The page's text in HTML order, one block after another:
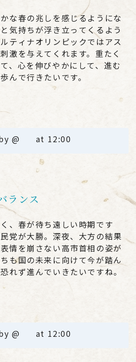
な春の兆しを感じるようにな
気持ちが浮き立ってくるよう
ティナオリンピックではアス
激を与えてくれます。重たく
、心を伸びやかにして、進む
んで行きたいです。
@ at 12:00
ランス
、春が待ち遠しい時期です
党が大勝。深夜、大方の結果
情を崩さない高市首相の姿が
も国の未来に向けて今が踏ん
れず進んでいきたいですね。
@ at 12:00